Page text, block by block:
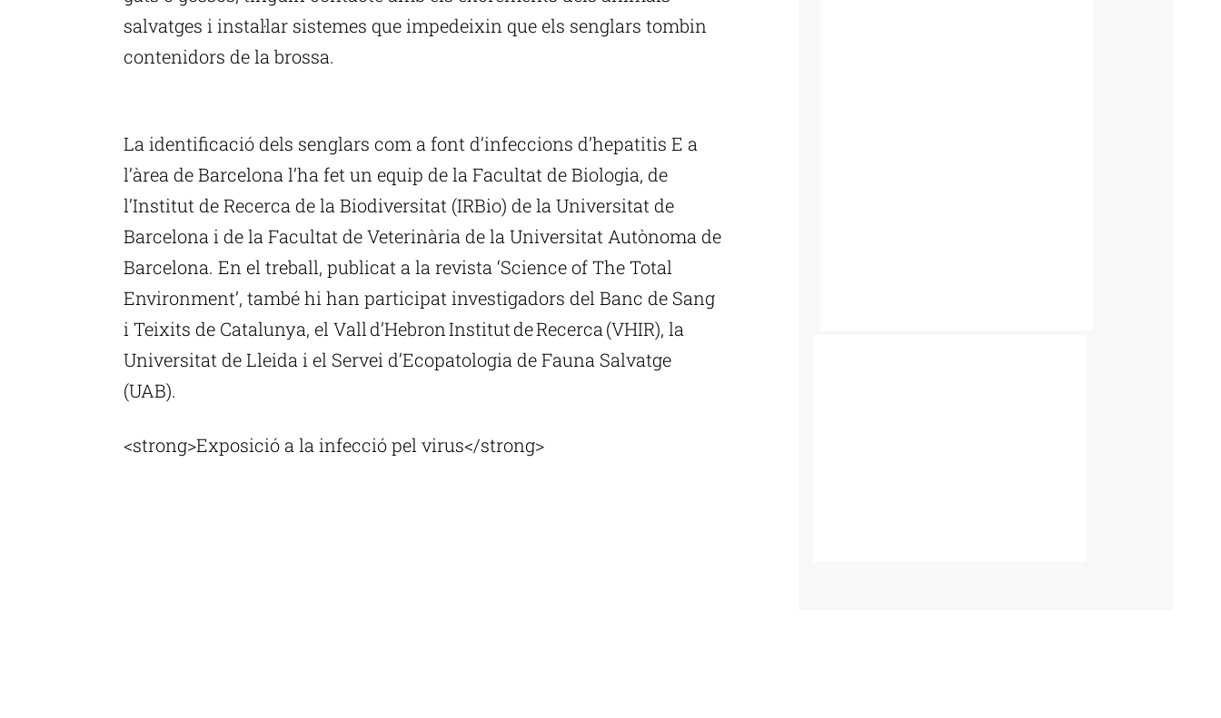
salvatges i instal·lar sistemes que impedeixin que els senglars tombin
contenidors de la brossa.
La identificació dels senglars com a font d’infeccions d’hepatitis E a
l’àrea de Barcelona l’ha fet un equip de la Facultat de Biologia, de
l’Institut de Recerca de la Biodiversitat (IRBio) de la Universitat de
Barcelona i de la Facultat de Veterinària de la Universitat Autònoma de
Barcelona. En el treball, publicat a la revista ‘Science of The Total
Environment’, també hi han participat investigadors del Banc de Sang
i Teixits de Catalunya, el Vall d’Hebron Institut de Recerca (VHIR), la
Universitat de Lleida i el Servei d’Ecopatologia de Fauna Salvatge
(UAB).
<strong>Exposició a la infecció pel virus</strong>